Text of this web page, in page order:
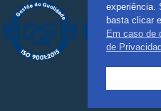
Telefone:
experiência.
basta clicar
Em caso de
de